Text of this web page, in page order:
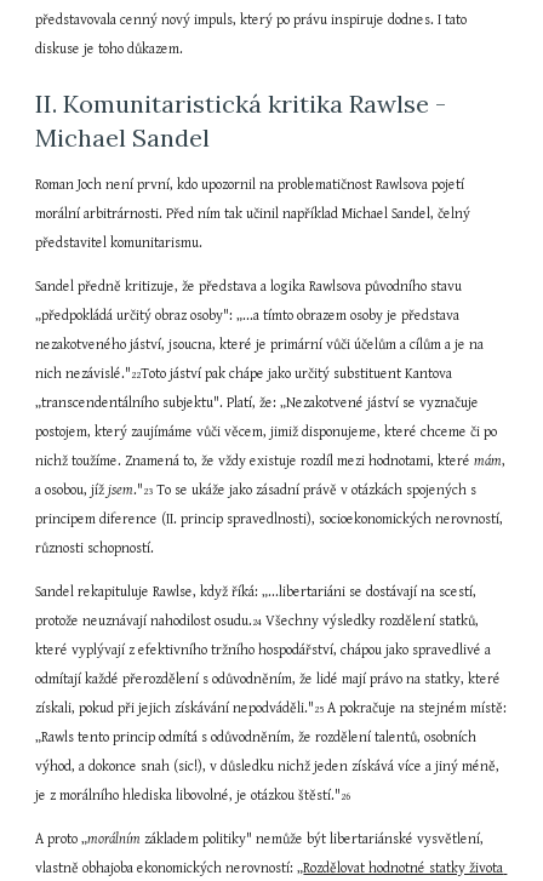
představovala cenný nový impuls, který po právu inspiruje dodnes. I tato
diskuse je toho důkazem.
II. Komunitaristická kritika Rawlse -
Michael Sandel
Roman Joch není první, kdo upozornil na problematičnost Rawlsova pojetí
morální arbitrárnosti. Před ním tak učinil například Michael Sandel, čelný
představitel komunitarismu.
Sandel předně kritizuje, že představa a logika Rawlsova původního stavu
„předpokládá určitý obraz osoby": „...a tímto obrazem osoby je představa
nezakotveného jáství, jsoucna, které je primární vůči účelům a cílům a je na
nich nezávislé."22Toto jáství pak chápe jako určitý substituent Kantova
„transcendentálního subjektu". Platí, že: „Nezakotvené jáství se vyznačuje
postojem, který zaujímáme vůči věcem, jimiž disponujeme, které chceme či po
nichž toužíme. Znamená to, že vždy existuje rozdíl mezi hodnotami, které mám,
a osobou, jíž jsem."23 To se ukáže jako zásadní právě v otázkách spojených s
principem diference (II. princip spravedlnosti), socioekonomických nerovností,
různosti schopností.
Sandel rekapituluje Rawlse, když říká: „...libertariáni se dostávají na scestí,
protože neuznávají nahodilost osudu.24 Všechny výsledky rozdělení statků,
které vyplývají z efektivního tržního hospodářství, chápou jako spravedlivé a
odmítají každé přerozdělení s odůvodněním, že lidé mají právo na statky, které
získali, pokud při jejich získávání nepodváděli."25 A pokračuje na stejném místě:
„Rawls tento princip odmítá s odůvodněním, že rozdělení talentů, osobních
výhod, a dokonce snah (sic!), v důsledku nichž jeden získává více a jiný méně,
je z morálního hlediska libovolné, je otázkou štěstí."26
A proto „morálním základem politiky" nemůže být libertariánské vysvětlení,
vlastně obhajoba ekonomických nerovností: „Rozdělovat hodnotné statky života